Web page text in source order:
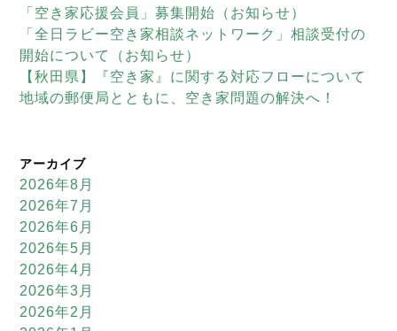
「空き家応援会員」募集開始（お知らせ）
「全日ラビー空き家相談ネットワーク」相談受付の
開始について（お知らせ）
【秋田県】『空き家』に関する対応フローについて
地域の郵便局とともに、空き家問題の解決へ！
アーカイブ
2026年8月
2026年7月
2026年6月
2026年5月
2026年4月
2026年3月
2026年2月